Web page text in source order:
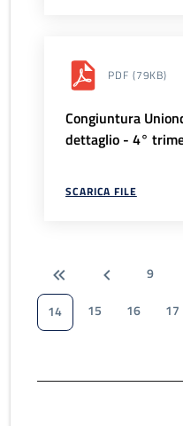
PDF (79KB)
Congiuntura
dettaglio - 4°
SCARICA FILE
9
14
15 16 17